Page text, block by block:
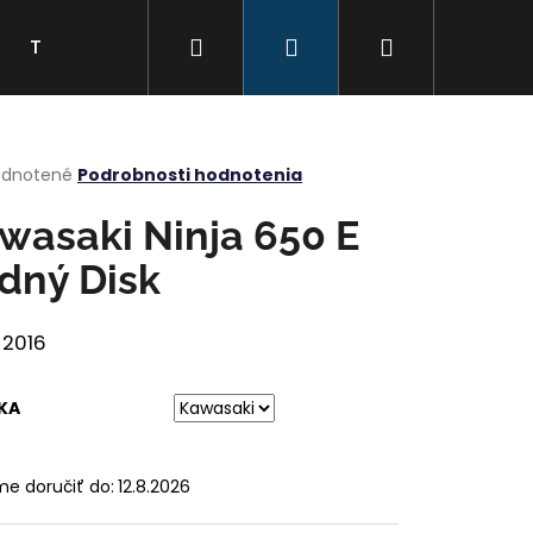
Tabuľka veľkostí Kontakty Značky
Hľadať Prihlásenie
Podrobnosti hodnotenia
Ninja 650 E
Disk
doručiť do: 12.8.2026